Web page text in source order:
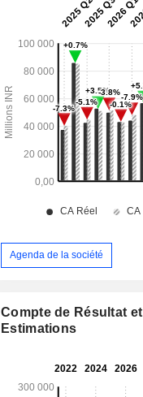
Agenda de la société
Compte de Résultat et
Estimations